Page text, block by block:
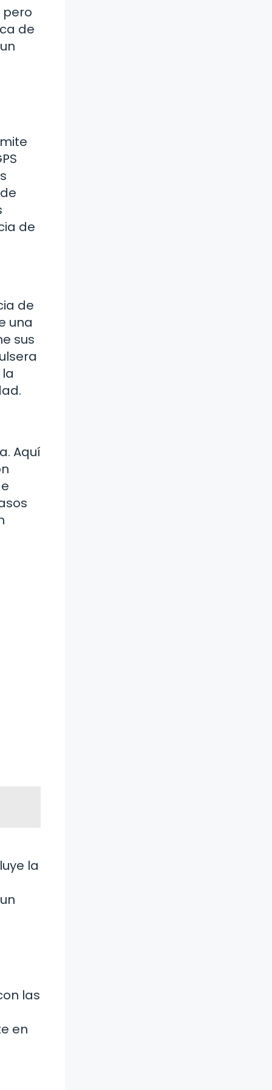
pero
de
de
de
una
sus
Aquí
la
las
en